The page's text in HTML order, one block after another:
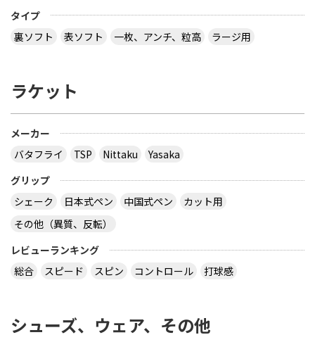
タイプ
裏ソフト
表ソフト 一枚、アンチ、粒高 ラージ用
ラケット
メーカー
バタフライ
TSP Nittaku
Yasaka
グリップ
シェーク
日本式ペン 中国式ペン
カット用
その他（異質、反転）
レビューランキング
総合
スピード スピン コントロール 打球感
シューズ、ウェア、その他